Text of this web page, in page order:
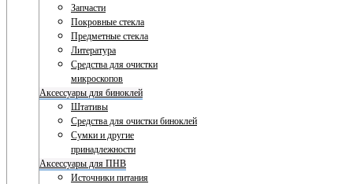
Запчасти
Покровные стекла
Предметные стекла
Литература
Средства для очистки
микроскопов
Аксессуары для биноклей
Штативы
Средства для очистки биноклей
Сумки и другие
принадлежности
Аксессуары для ПНВ
Источники питания